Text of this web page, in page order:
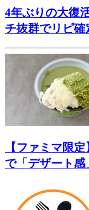
4年ぶりの大復
チ抜群でリピ確
【ファミマ限
で「デザート感